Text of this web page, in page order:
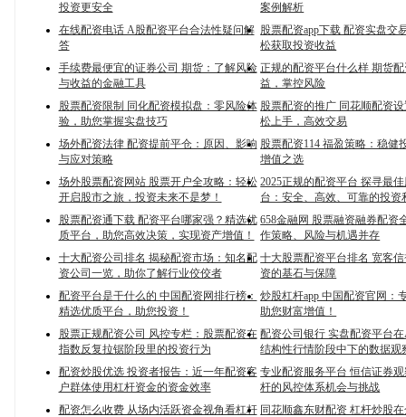
投资更安全
案例解析
在线配资电话 A股配资平台合法性疑问解
答
股票配资app下载 配资实盘交
松获取投资收益
手续费最便宜的证券公司 期货：了解风险
与收益的金融工具
正规的配资平台什么样 期货
益，掌控风险
股票配资限制 同化配资模拟盘：零风险体
验，助您掌握实盘技巧
股票配资的推广 同花顺配资
松上手，高效交易
场外配资法律 配资提前平仓：原因、影响
与应对策略
股票配资114 福盈策略：稳健
增值之选
场外股票配资网站 股票开户全攻略：轻松
开启股市之旅，投资未来不是梦！
2025正规的配资平台 探寻最
台：安全、高效、可靠的投资
股票配资通下载 配资平台哪家强？精选优
质平台，助您高效决策，实现资产增值！
658金融网 股票融资融券配资
作策略、风险与机遇并存
十大配资公司排名 揭秘配资市场：知名配
资公司一览，助你了解行业佼佼者
十大股票配资平台排名 宽客
资的基石与保障
配资平台是干什么的 中国配资网排行榜：
精选优质平台，助您投资！
炒股杠杆app 中国配资官网：
助您财富增值！
股票正规配资公司 风控专栏：股票配资在
指数反复拉锯阶段里的投资行为
配资公司银行 实盘配资平台
结构性行情阶段中下的数据观
配资炒股优选 投资者报告：近一年配资客
户群体使用杠杆资金的资金效率
专业配资服务平台 恒信证券
杆的风控体系机会与挑战
配资怎么收费 从场内活跃资金视角看杠杆 同花顺鑫东财配资 杠杆炒股